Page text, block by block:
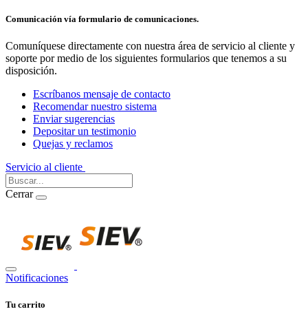
Comunicación vía formulario de comunicaciones.
Comuníquese directamente con nuestra área de servicio al cliente y
soporte por medio de los siguientes formularios que tenemos a su
disposición.
Escríbanos mensaje de contacto
Recomendar nuestro sistema
Enviar sugerencias
Depositar un testimonio
Quejas y reclamos
Servicio al cliente
Cerrar
Notificaciones
Tu carrito